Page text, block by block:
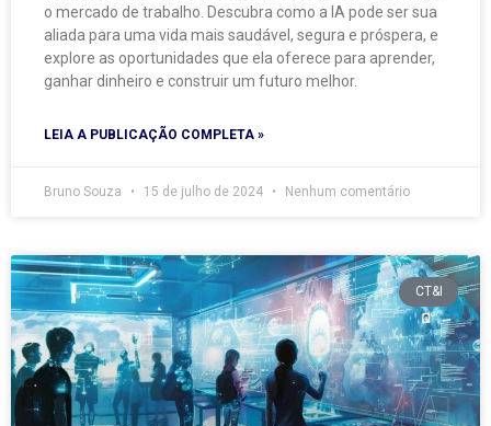
o mercado de trabalho. Descubra como a IA pode ser sua
aliada para uma vida mais saudável, segura e próspera, e
explore as oportunidades que ela oferece para aprender,
ganhar dinheiro e construir um futuro melhor.
LEIA A PUBLICAÇÃO COMPLETA »
Bruno Souza 15 de julho de 2024 Nenhum comentário
CT&I